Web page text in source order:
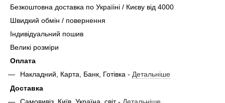
Безкоштовна доставка по Україіні / Києву від 4000
Швидкий обмін / повернення
Індивідуальний пошив
Великі розміри
Оплата
Накладний, Карта, Банк, Готівка - Детальніше
Доставка